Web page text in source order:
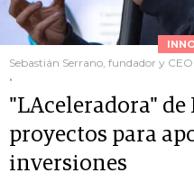
Sebastián Serrano, fundador y
.
"LAceleradora" de
proyectos para
inversiones